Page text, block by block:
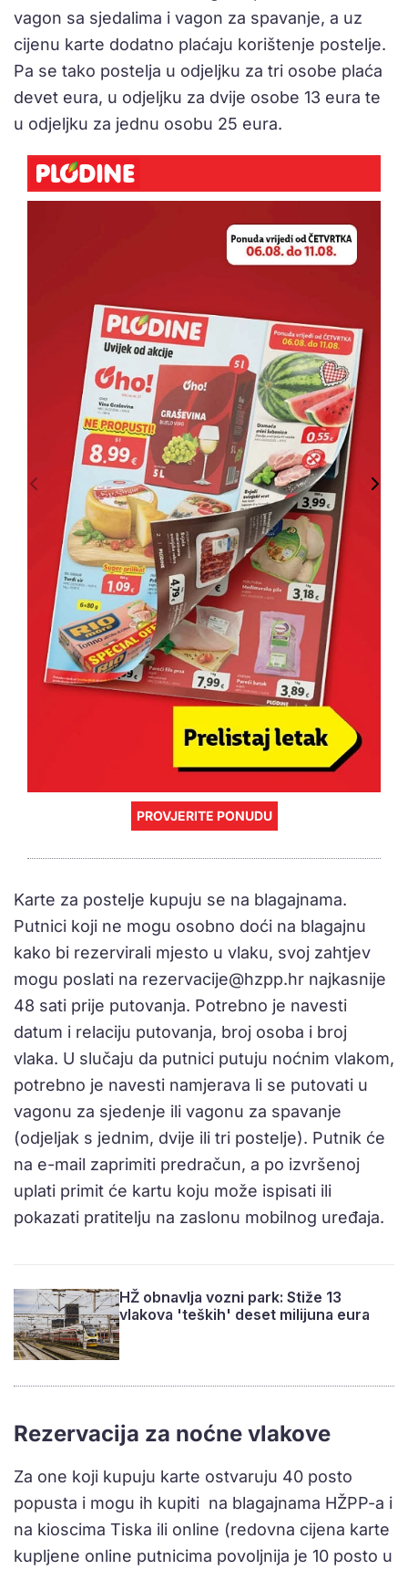
vagon sa sjedalima i vagon za spavanje, a uz
cijenu karte dodatno plaćaju korištenje postelje.
Pa se tako postelja u odjeljku za tri osobe plaća
devet eura, u odjeljku za dvije osobe 13 eura te
u odjeljku za jednu osobu 25 eura.
PROVJERITE PONUDU
Karte za postelje kupuju se na blagajnama.
Putnici koji ne mogu osobno doći na blagajnu
kako bi rezervirali mjesto u vlaku, svoj zahtjev
mogu poslati na rezervacije@hzpp.hr najkasnije
48 sati prije putovanja. Potrebno je navesti
datum i relaciju putovanja, broj osoba i broj
vlaka. U slučaju da putnici putuju noćnim vlakom,
potrebno je navesti namjerava li se putovati u
vagonu za sjedenje ili vagonu za spavanje
(odjeljak s jednim, dvije ili tri postelje). Putnik će
na e-mail zaprimiti predračun, a po izvršenoj
uplati primit će kartu koju može ispisati ili
pokazati pratitelju na zaslonu mobilnog uređaja.
HŽ obnavlja vozni park: Stiže 13
vlakova 'teških' deset milijuna eura
Rezervacija za noćne vlakove
Za one koji kupuju karte ostvaruju 40 posto
popusta i mogu ih kupiti na blagajnama HŽPP-a i
na kioscima Tiska ili online (redovna cijena karte
kupljene online putnicima povoljnija je 10 posto u